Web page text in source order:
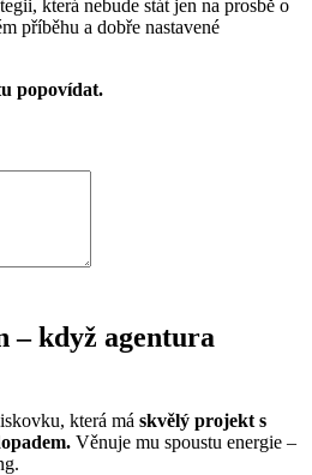
která nebude stát jen na prosbě o
příběhu a dobře nastavené
popovídat.
– když agentura
která má skvělý projekt s
Věnuje mu spoustu energie –